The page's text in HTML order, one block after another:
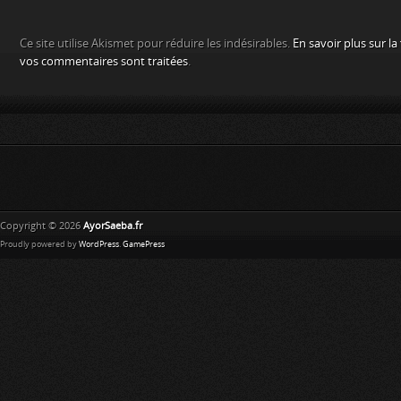
Ce site utilise Akismet pour réduire les indésirables. En savoir plus sur
vos commentaires sont traitées.
Copyright © 2026 AyorSaeba.fr
Proudly powered by WordPress. GamePress